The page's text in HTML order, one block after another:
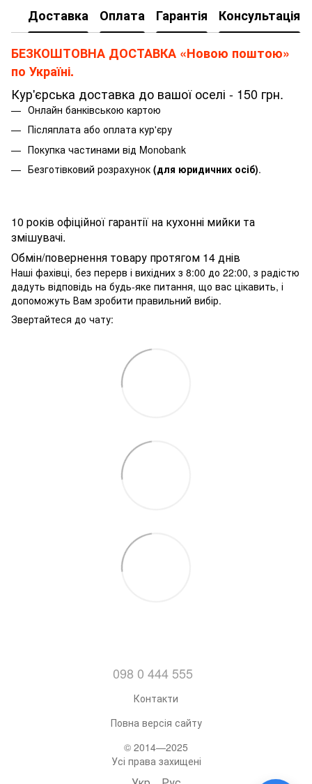
Доставка Оплата Гарантія Консультація
БЕЗКОШТОВНА ДОСТАВКА «Новою поштою»
по Україні.
Кур'єрська доставка до вашої оселі - 150 грн.
Онлайн банківською картою
Післяплата або оплата кур'єру
Покупка частинами від Monobank
Безготівковий розрахунок (для юридичних осіб).
10 років офіційної гарантії на кухонні мийки та
змішувачі.
Обмін/повернення товару протягом 14 днів
Наші фахівці, без перерв і вихідних з 8:00 до 22:00, з радістю
дадуть відповідь на будь-яке питання, що вас цікавить, і
допоможуть Вам зробити правильний вибір.
Звертайтеся до чату:
098 0 444 555
Контакти
Повна версія сайту
© 2014—2025
Усі права захищені